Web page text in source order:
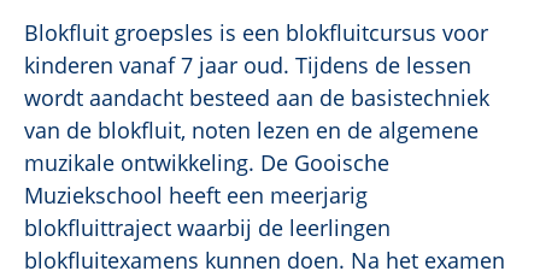
Blokfluit groepsles is een blokfluitcursus voor
kinderen vanaf 7 jaar oud. Tijdens de lessen
wordt aandacht besteed aan de basistechniek
van de blokfluit, noten lezen en de algemene
muzikale ontwikkeling. De Gooische
Muziekschool heeft een meerjarig
blokfluittraject waarbij de leerlingen
blokfluitexamens kunnen doen. Na het examen